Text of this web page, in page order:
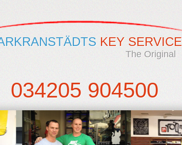
KEY SERVICE
The Original
034205 904500